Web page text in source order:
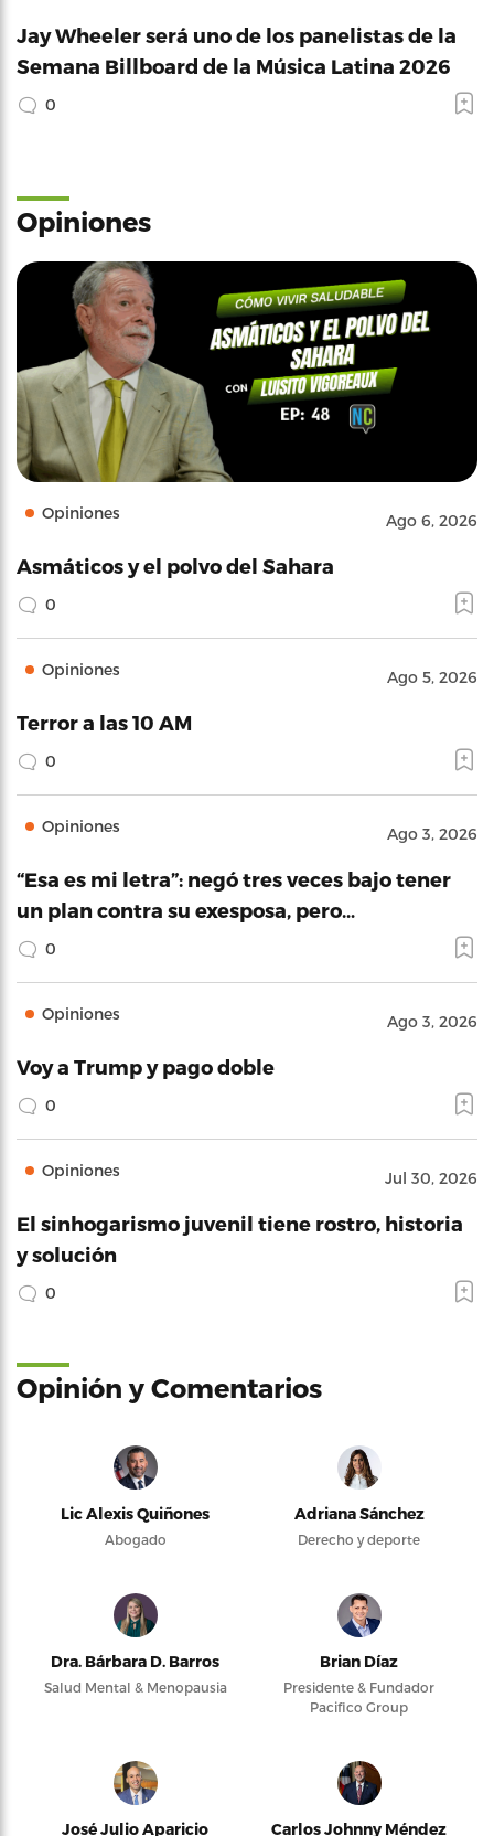
Jay Wheeler será uno de los panelistas de la
Semana Billboard de la Música Latina 2026
0
Opiniones
Opiniones Ago 6, 2026
Asmáticos y el polvo del Sahara
0
Opiniones Ago 5, 2026
Terror a las 10 AM
0
Opiniones Ago 3, 2026
“Esa es mi letra”: negó tres veces bajo tener
un plan contra su exesposa, pero…
0
Opiniones Ago 3, 2026
Voy a Trump y pago doble
0
Opiniones Jul 30, 2026
El sinhogarismo juvenil tiene rostro, historia
y solución
0
Opinión y Comentarios
Lic Alexis Quiñones
Abogado
Adriana Sánchez
Derecho y deporte
Dra. Bárbara D. Barros
Salud Mental & Menopausia
Brian Díaz
Presidente & Fundador
Pacifico Group
José Julio Aparicio Carlos Johnny Méndez